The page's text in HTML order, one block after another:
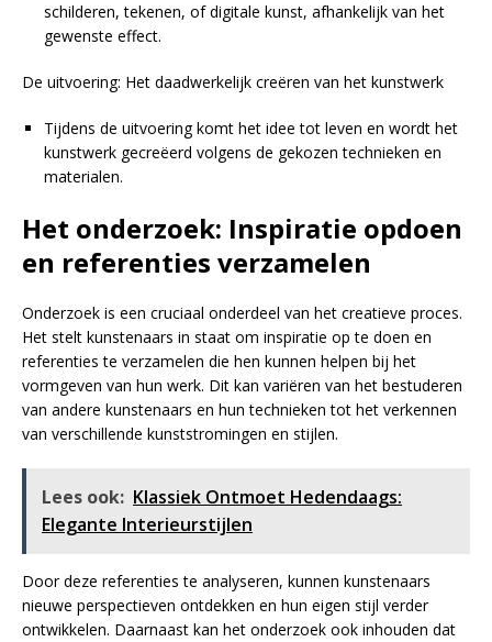
schilderen, tekenen, of digitale kunst, afhankelijk van het
gewenste effect.
De uitvoering: Het daadwerkelijk creëren van het kunstwerk
Tijdens de uitvoering komt het idee tot leven en wordt het
kunstwerk gecreëerd volgens de gekozen technieken en
materialen.
Het onderzoek: Inspiratie opdoen
en referenties verzamelen
Onderzoek is een cruciaal onderdeel van het creatieve proces.
Het stelt kunstenaars in staat om inspiratie op te doen en
referenties te verzamelen die hen kunnen helpen bij het
vormgeven van hun werk. Dit kan variëren van het bestuderen
van andere kunstenaars en hun technieken tot het verkennen
van verschillende kunststromingen en stijlen.
Lees ook: Klassiek Ontmoet Hedendaags:
Elegante Interieurstijlen
Door deze referenties te analyseren, kunnen kunstenaars
nieuwe perspectieven ontdekken en hun eigen stijl verder
ontwikkelen. Daarnaast kan het onderzoek ook inhouden dat